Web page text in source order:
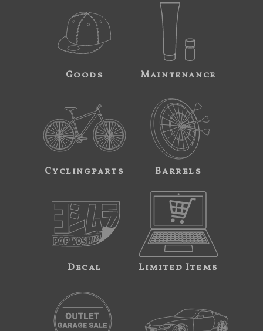
Goods Maintenance
Cyclingparts Barrels
Decal Limited Items